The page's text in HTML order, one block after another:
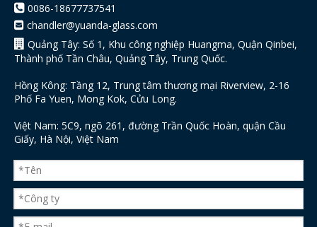
 0086-18677737541
 chandler@yuanda-glass.com
 Quảng Tây: Số 1, Khu công nghiệp Huangma, Quận Qinbei,
Thành phố Tần Châu, Quảng Tây, Trung Quốc.
Hồng Kông: Tầng 12, Trung tâm thương mại Riverview, 2-16
Phố Fa Yuen, Mong Kok, Cửu Long.
Việt Nam: 5C9, ngõ 261, đường Trần Quốc Hoàn, quận Cầu
Giấy, Hà Nội, Việt Nam